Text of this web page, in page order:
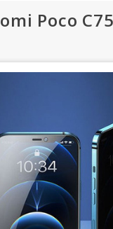
Poco